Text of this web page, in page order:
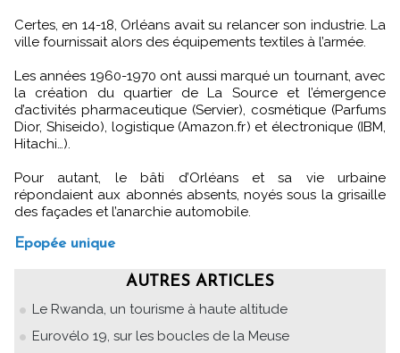
Certes, en 14-18, Orléans avait su relancer son industrie. La
ville fournissait alors des équipements textiles à l’armée.
Les années 1960-1970 ont aussi marqué un tournant, avec
la création du quartier de La Source et l’émergence
d’activités pharmaceutique (Servier), cosmétique (Parfums
Dior, Shiseido), logistique (Amazon.fr) et électronique (IBM,
Hitachi…).
Pour autant, le bâti d’Orléans et sa vie urbaine
répondaient aux abonnés absents, noyés sous la grisaille
des façades et l’anarchie automobile.
Epopée unique
AUTRES ARTICLES
Le Rwanda, un tourisme à haute altitude
Eurovélo 19, sur les boucles de la Meuse